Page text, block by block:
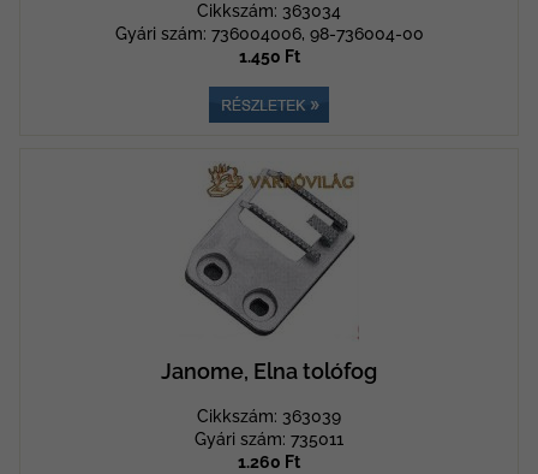
Cikkszám: 363034
Gyári szám: 736004006, 98-736004-00
1.450 Ft
Janome, Elna tolófog
Cikkszám: 363039
Gyári szám: 735011
1.260 Ft